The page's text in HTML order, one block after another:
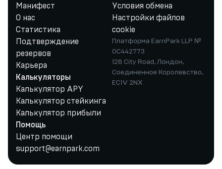
Манифест
О нас
Статистика
Подтверждение
резервов
Карьера
Калькуляторы
Калькулятор APY
Калькулятор стейкинга
Калькулятор прибыли
Помощь
Центр помощи
support@earnpark.com
Условия обмена
Настройки файлов
cookie
Платформа EarnPark LLP №
OC442773
128 City Road, Лондон,
Соединенное Королевство,
EC1V 2NX